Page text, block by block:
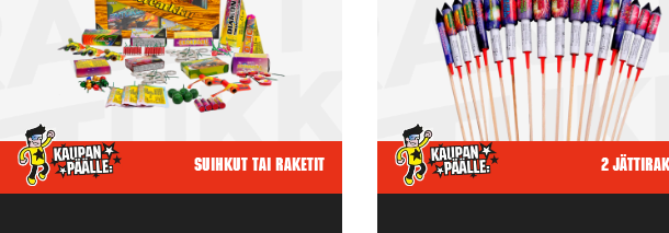
Suihkut tai raketit 2